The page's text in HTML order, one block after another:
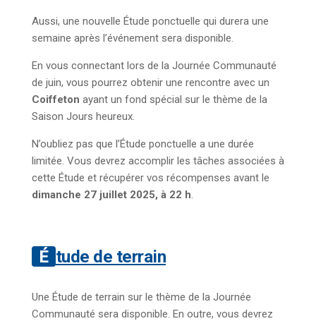
Aussi, une nouvelle Étude ponctuelle qui durera une
semaine après l’événement sera disponible.
En vous connectant lors de la Journée Communauté
de juin, vous pourrez obtenir une rencontre avec un
Coiffeton ayant un fond spécial sur le thème de la
Saison Jours heureux.
N’oubliez pas que l’Étude ponctuelle a une durée
limitée. Vous devrez accomplir les tâches associées à
cette Étude et récupérer vos récompenses avant le
dimanche 27 juillet 2025, à 22 h.
Étude de terrain
Une Étude de terrain sur le thème de la Journée
Communauté sera disponible. En outre, vous devrez